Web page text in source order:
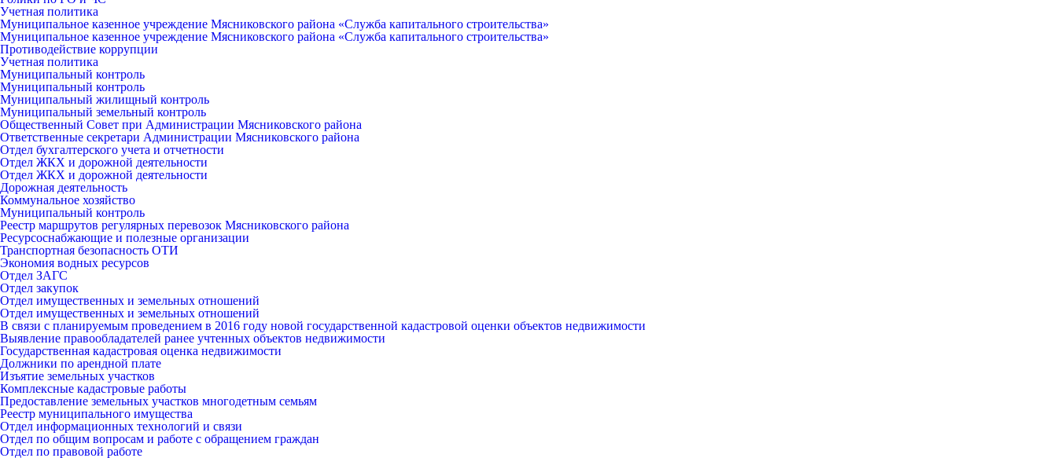
Учетная политика
Муниципальное казенное учреждение Мясниковского района «Служба капитального строительства»
Муниципальное казенное учреждение Мясниковского района «Служба капитального строительства»
Противодействие коррупции
Учетная политика
Муниципальный контроль
Муниципальный контроль
Муниципальный жилищный контроль
Муниципальный земельный контроль
Общественный Совет при Администрации Мясниковского района
Ответственные секретари Администрации Мясниковского района
Отдел бухгалтерского учета и отчетности
Отдел ЖКХ и дорожной деятельности
Отдел ЖКХ и дорожной деятельности
Дорожная деятельность
Коммунальное хозяйство
Муниципальный контроль
Реестр маршрутов регулярных перевозок Мясниковского района
Ресурсоснабжающие и полезные организации
Транспортная безопасность ОТИ
Экономия водных ресурсов
Отдел ЗАГС
Отдел закупок
Отдел имущественных и земельных отношений
Отдел имущественных и земельных отношений
В связи с планируемым проведением в 2016 году новой государственной кадастровой оценки объектов недвижимости
Выявление правообладателей ранее учтенных объектов недвижимости
Государственная кадастровая оценка недвижимости
Должники по арендной плате
Изъятие земельных участков
Комплексные кадастровые работы
Предоставление земельных участков многодетным семьям
Реестр муниципального имущества
Отдел информационных технологий и связи
Отдел по общим вопросам и работе с обращением граждан
Отдел по правовой работе